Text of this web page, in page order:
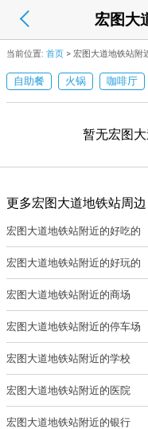
宏图大
当前位置: 首页 > 宏图大道地铁站附
自助餐 火锅 咖啡厅
暂无宏图
更多宏图大道地铁站周边
宏图大道地铁站附近的好吃的
宏图大道地铁站附近的好玩的
宏图大道地铁站附近的商场
宏图大道地铁站附近的停车场
宏图大道地铁站附近的学校
宏图大道地铁站附近的医院
宏图大道地铁站附近的银行